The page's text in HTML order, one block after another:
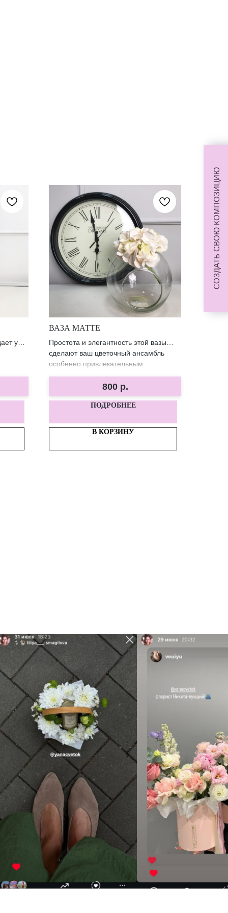
уют
ВАЗА МАТТЕ
Простота и элегантность этой вазы
сделают ваш цветочный ансамбль
особенно привлекательным
800 р.
ПОДРОБНЕЕ
В КОРЗИНУ
СОЗДАТЬ СВОЮ КОМПОЗИЦИЮ